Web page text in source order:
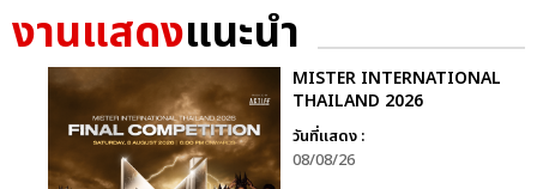
งานแสดงแนะนำ
MISTER INTERNATIONAL
THAILAND 2026
วันที่แสดง :
08/08/26